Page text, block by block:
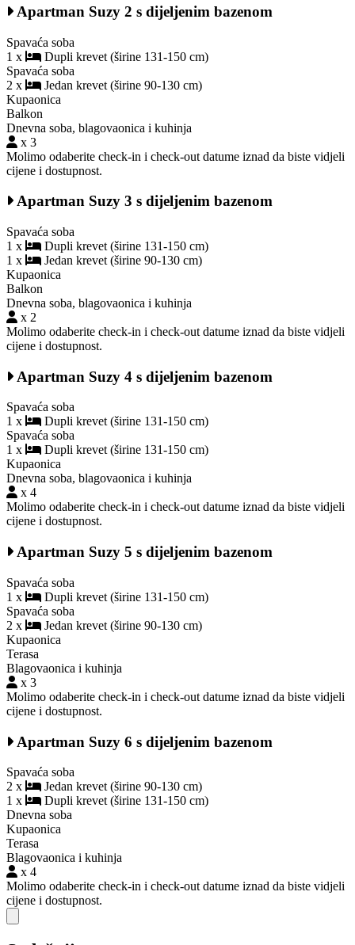
Apartman Suzy 2 s dijeljenim bazenom
Spavaća soba
1 x
Dupli krevet (širine 131-150 cm)
Spavaća soba
2 x
Jedan krevet (širine 90-130 cm)
Kupaonica
Balkon
Dnevna soba, blagovaonica i kuhinja
x 3
Molimo odaberite check-in i check-out datume iznad da biste vidjeli
cijene i dostupnost.
Apartman Suzy 3 s dijeljenim bazenom
Spavaća soba
1 x
Dupli krevet (širine 131-150 cm)
1 x
Jedan krevet (širine 90-130 cm)
Kupaonica
Balkon
Dnevna soba, blagovaonica i kuhinja
x 2
Molimo odaberite check-in i check-out datume iznad da biste vidjeli
cijene i dostupnost.
Apartman Suzy 4 s dijeljenim bazenom
Spavaća soba
1 x
Dupli krevet (širine 131-150 cm)
Spavaća soba
1 x
Dupli krevet (širine 131-150 cm)
Kupaonica
Dnevna soba, blagovaonica i kuhinja
x 4
Molimo odaberite check-in i check-out datume iznad da biste vidjeli
cijene i dostupnost.
Apartman Suzy 5 s dijeljenim bazenom
Spavaća soba
1 x
Dupli krevet (širine 131-150 cm)
Spavaća soba
2 x
Jedan krevet (širine 90-130 cm)
Kupaonica
Terasa
Blagovaonica i kuhinja
x 3
Molimo odaberite check-in i check-out datume iznad da biste vidjeli
cijene i dostupnost.
Apartman Suzy 6 s dijeljenim bazenom
Spavaća soba
2 x
Jedan krevet (širine 90-130 cm)
1 x
Dupli krevet (širine 131-150 cm)
Dnevna soba
Kupaonica
Terasa
Blagovaonica i kuhinja
x 4
Molimo odaberite check-in i check-out datume iznad da biste vidjeli
cijene i dostupnost.
Close modal